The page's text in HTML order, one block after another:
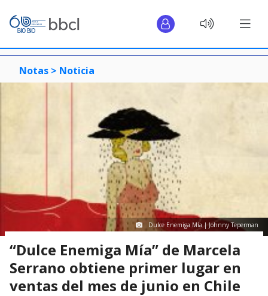
Notas > Noticia
Dulce Enemiga Mía | Johnny Teperman
“Dulce Enemiga Mía” de Marcela
Serrano obtiene primer lugar en
ventas del mes de junio en Chile